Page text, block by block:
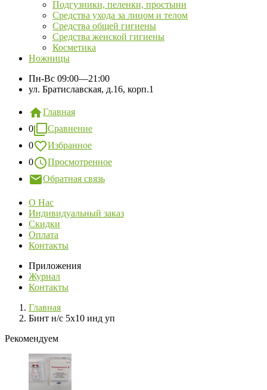
Подгузники, пеленки, простыни
Средства ухода за лицом и телом
Средства общей гигиены
Средства женской гигиены
Косметика
Ножницы
Пн-Вс 09:00—21:00
ул. Братиславская, д.16, корп.1
Главная
0
Сравнение
0
Избранное
0
Просмотренное
Обратная связь
О Нас
Индивидуальный заказ
Скидки
Оплата
Контакты
Приложения
Журнал
Контакты
Главная
Бинт н/с 5х10 инд уп
Рекомендуем